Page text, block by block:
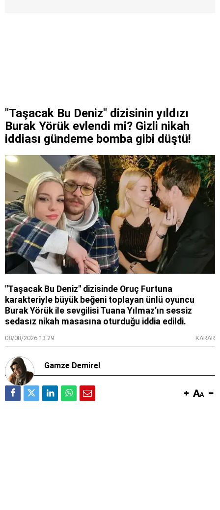
"Taşacak Bu Deniz" dizisinin yıldızı
Burak Yörük evlendi mi? Gizli nikah
iddiası gündeme bomba gibi düştü!
"Taşacak Bu Deniz" dizisinde Oruç Furtuna
karakteriyle büyük beğeni toplayan ünlü oyuncu
Burak Yörük ile sevgilisi Tuana Yılmaz’ın sessiz
sedasız nikah masasına oturduğu iddia edildi.
08/08/2026 13:29 KARAR
Gamze Demirel